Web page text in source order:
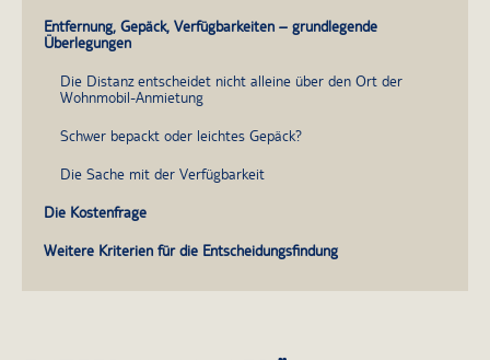
Entfernung, Gepäck, Verfügbarkeiten – grundlegende
Überlegungen
Die Distanz entscheidet nicht alleine über den Ort der
Wohnmobil-Anmietung
Schwer bepackt oder leichtes Gepäck?
Die Sache mit der Verfügbarkeit
Die Kostenfrage
Weitere Kriterien für die Entscheidungsfindung